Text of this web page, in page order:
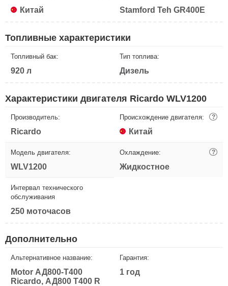
Китай Stamford Teh GR400E
Топливные характеристики
Топливный бак:
920 л
Тип топлива:
Дизель
Характеристики двигателя Ricardo WLV1200
Производитель:
Ricardo
Происхождение двигателя: ?
Китай
Модель двигателя:
WLV1200
Охлаждение: ?
Жидкостное
Интервал технического
обслуживания
250 моточасов
Дополнительно
Альтернативное название:
Motor АД800-Т400
Ricardo, АД800 Т400 R
Гарантия:
1 год